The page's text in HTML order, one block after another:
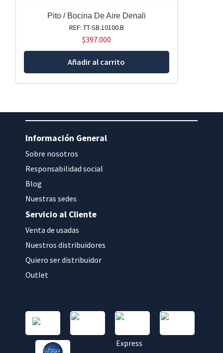
Pito / Bocina De Aire Denali
REF: TT-SB.10100.B
$397.000
Añadir al carrito
Información General
Sobre nosotros
Responsabilidad social
Blog
Nuestras sedes
Servicio al Cliente
Venta de usadas
Nuestros distribuidores
Quiero ser distribuidor
Outlet